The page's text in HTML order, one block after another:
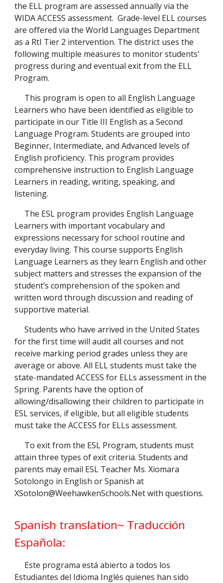
the ELL program are assessed annually via the
WIDA ACCESS assessment. Grade-level ELL courses
are offered via the World Languages Department
as a RtI Tier 2 intervention. The district uses the
following multiple measures to monitor students'
progress during and eventual exit from the ELL
Program.
This program is open to all English Language
Learners who have been identified as eligible to
participate in our Title III English as a Second
Language Program. Students are grouped into
Beginner, Intermediate, and Advanced levels of
English proficiency. This program provides
comprehensive instruction to English Language
Learners in reading, writing, speaking, and
listening.
The ESL program provides English Language
Learners with important vocabulary and
expressions necessary for school routine and
everyday living. This course supports English
Language Learners as they learn English and other
subject matters and stresses the expansion of the
student’s comprehension of the spoken and
written word through discussion and reading of
supportive material.
Students who have arrived in the United States
for the first time will audit all courses and not
receive marking period grades unless they are
average or above. All ELL students must take the
state-mandated ACCESS for ELLs assessment in the
Spring. Parents have the option of
allowing/disallowing their children to participate in
ESL services, if eligible, but all eligible students
must take the ACCESS for ELLs assessment.
To exit from the ESL Program, students must
attain three types of exit criteria. Students and
parents may email ESL Teacher Ms. Xiomara
Sotolongo in English or Spanish at
XSotolon@WeehawkenSchools.Net with questions.
Spanish translation~ Traducción
Española:
Este programa está abierto a todos los
Estudiantes del Idioma Inglés quienes han sido